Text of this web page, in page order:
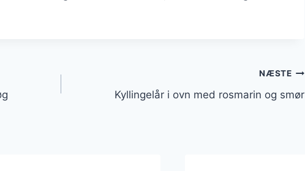
NÆSTE
Kyllingelår i ovn med rosmarin og smør